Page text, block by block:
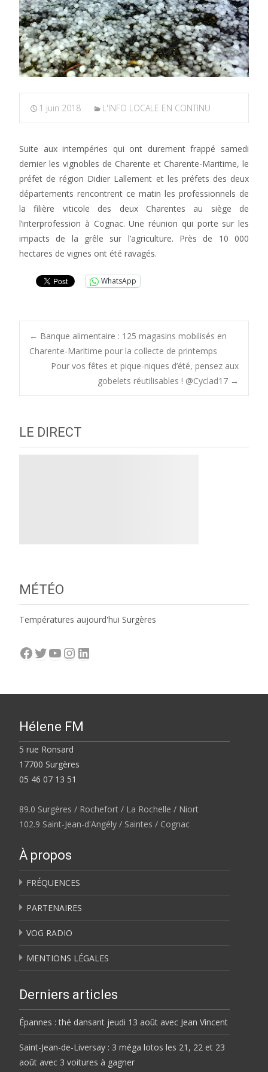
1 juin 2018 L'INFO LOCALE EN CONTINU
Suite aux intempéries qui ont durement frappé samedi
dernier les vignobles de Charente et Charente-Maritime, le
préfet de région Didier Lallement et les préfets des deux
départements rencontrent ce matin les professionnels de
la filière viticole des deux Charentes au siège de
l’interprofession à Cognac. Une réunion qui porte sur les
impacts de la grêle sur l’agriculture. Près de 10 000
hectares de vignes ont été ravagés.
WhatsApp
Post
navigation
← Banque alimentaire : 125 magasins mobilisés en
Charente-Maritime pour la collecte de printemps
Pour vos fêtes et pique-niques d’été, pensez aux
gobelets réutilisables ! @Cyclad17 →
LE DIRECT
MÉTÉO
Températures aujourd'hui Surgères
Facebook
Twitter
YouTube
Instagram
LinkedIn
Hélene FM
5 rue Ronsard
17700 Surgères
05 46 07 13 51
89.0 Surgères / Rochefort / La Rochelle / Niort
102.9 Saint-Jean-d'Angély / Saintes / Cognac
À propos
FRÉQUENCES
PARTENAIRES
VOG RADIO
MENTIONS LÉGALES
Derniers articles
Épannes : thé dansant jeudi 13 août avec Jean Vincent
Saint-Jean-de-Liversay : 3 méga lotos les 21, 22 et 23
août avec 3 voitures à gagner